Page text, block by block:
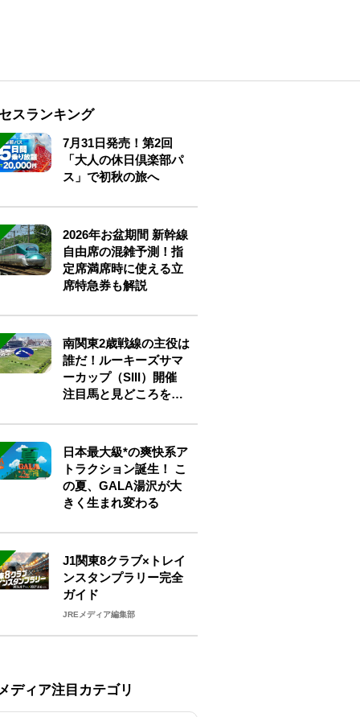
スランキング
7月31日発売！第2回
「大人の休日倶楽部パ
ス」で初秋の旅へ
2026年お盆期間 新幹線
自由席の混雑予測！指
定席満席時に使える立
席特急券も解説
南関東2歳戦線の主役は
誰だ！ルーキーズサマ
ーカップ（SIII）開催
注目馬と見どころをチ
日本最大級*の爽快系ア
トラクション誕生！ こ
の夏、GALA湯沢が大
きく生まれ変わる
J1関東8クラブ×トレイ
ンスタンプラリー完全
ガイド
JREメディア編集部
ディア注目カテゴリ